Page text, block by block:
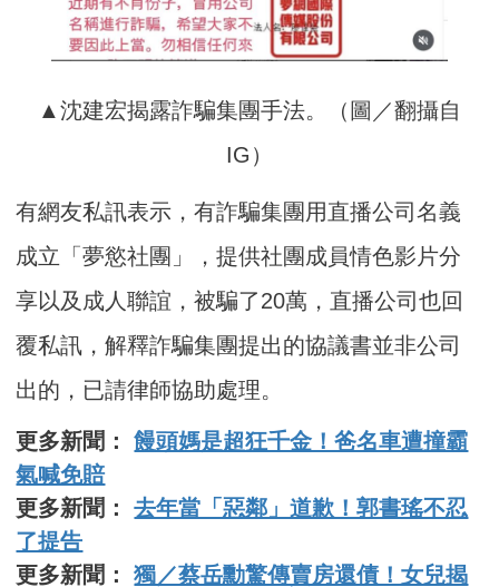
▲沈建宏揭露詐騙集團手法。（圖／翻攝自
IG）
有網友私訊表示，有詐騙集團用直播公司名義
成立「夢慾社團」，提供社團成員情色影片分
享以及成人聯誼，被騙了20萬，直播公司也回
覆私訊，解釋詐騙集團提出的協議書並非公司
出的，已請律師協助處理。
更多新聞：饅頭媽是超狂千金！爸名車遭撞霸
氣喊免賠
更多新聞：去年當「惡鄰」道歉！郭書瑤不忍
了提告
更多新聞：獨／蔡岳勳驚傳賣房還債！女兒揭